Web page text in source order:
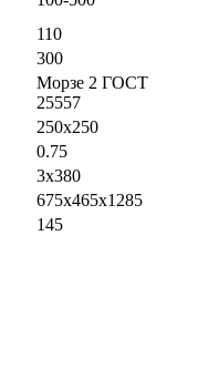
110
300
Морзе 2 ГОСТ
25557
250х250
0.75
3x380
675х465х1285
145